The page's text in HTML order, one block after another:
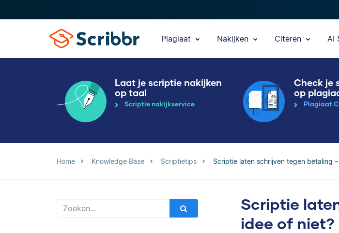
Plagiaat Nakijken Citeren AI
Laat je scriptie nakijken
op taal
Scriptie nakijkservice
Check je
op
Plagiaat
Home Knowledge Base Scriptietips Scriptie laten schrijven tegen betaling
Scriptie
idee of niet?